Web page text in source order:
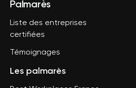
Palmarès
Liste des entreprises
certifiées
Témoignages
Les palmarès